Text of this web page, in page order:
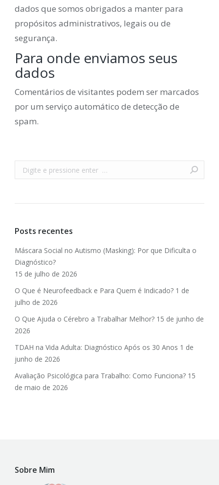
dados que somos obrigados a manter para
propósitos administrativos, legais ou de
segurança.
Para onde enviamos seus
dados
Comentários de visitantes podem ser marcados
por um serviço automático de detecção de
spam.
Buscar
Posts recentes
Máscara Social no Autismo (Masking): Por que Dificulta o
Diagnóstico?
15 de julho de 2026
O Que é Neurofeedback e Para Quem é Indicado? 1 de
julho de 2026
O Que Ajuda o Cérebro a Trabalhar Melhor? 15 de junho de
2026
TDAH na Vida Adulta: Diagnóstico Após os 30 Anos 1 de
junho de 2026
Avaliação Psicológica para Trabalho: Como Funciona? 15
de maio de 2026
Sobre Mim